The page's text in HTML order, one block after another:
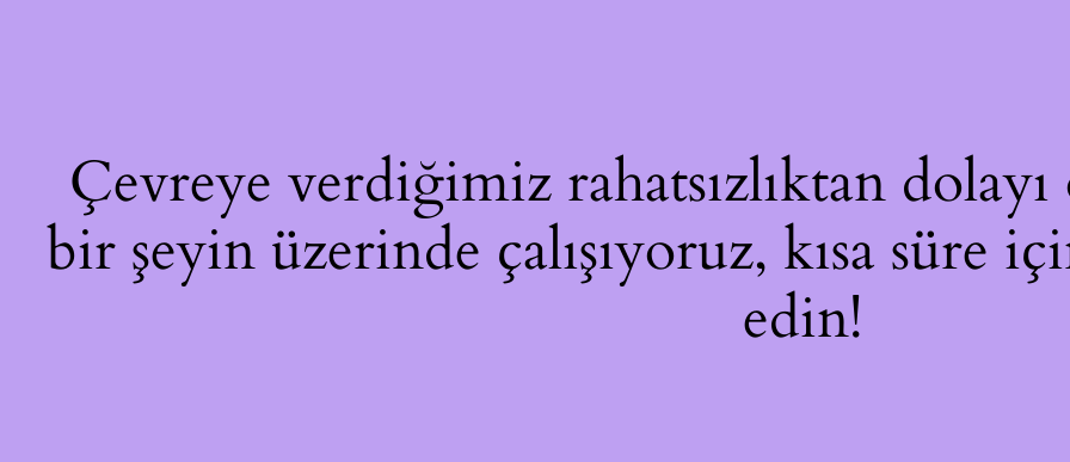
Çevreye verdiğimiz rahatsızlıktan
bir şeyin üzerinde çalışıyoruz, kısa süre
edin!